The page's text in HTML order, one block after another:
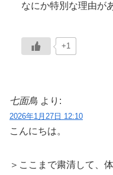
なにか特別な理由が
+1
七面鳥 より:
2026年1月27日 12:10
こんにちは。
＞ここまで粛清して、